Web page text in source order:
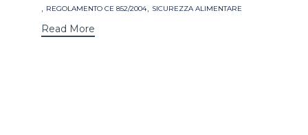
, REGOLAMENTO CE 852/2004, SICUREZZA ALIMENTARE
Read More